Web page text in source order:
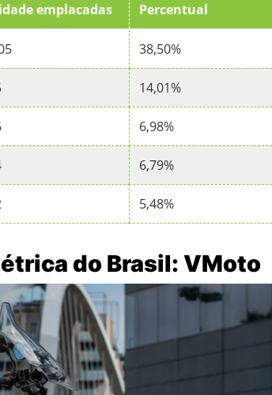
emplacadas Percentual
38,50%
14,01%
6,98%
6,79%
5,48%
do Brasil: VMoto